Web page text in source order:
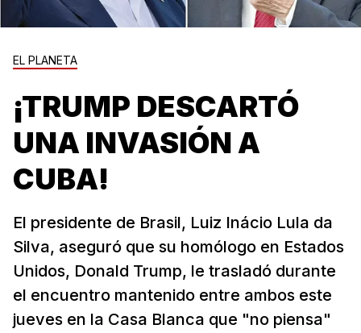
EL PLANETA
¡TRUMP DESCARTÓ
UNA INVASIÓN A
CUBA!
El presidente de Brasil, Luiz Inácio Lula da
Silva, aseguró que su homólogo en Estados
Unidos, Donald Trump, le trasladó durante
el encuentro mantenido entre ambos este
jueves en la Casa Blanca que "no piensa"